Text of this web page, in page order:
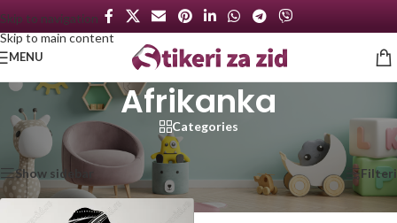
Skip to navigation
Skip to main content
MENU
Afrikanka
Categories
Početna
Proizvod označen „Afrikanka“ Prikazan jedan rezultat
Show sidebar Filteri